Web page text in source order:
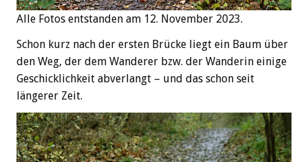
Alle Fotos entstanden am 12. November 2023.
Schon kurz nach der ersten Brücke liegt ein Baum über
den Weg, der dem Wanderer bzw. der Wanderin einige
Geschicklichkeit abverlangt – und das schon seit
längerer Zeit.